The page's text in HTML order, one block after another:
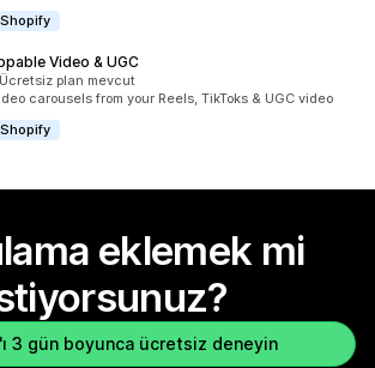
Video & UGC
Ücretsiz plan mevcut
carousels from your Reels, TikToks & UGC video
eklemek mi
3 gün boyunca ücretsiz deneyin